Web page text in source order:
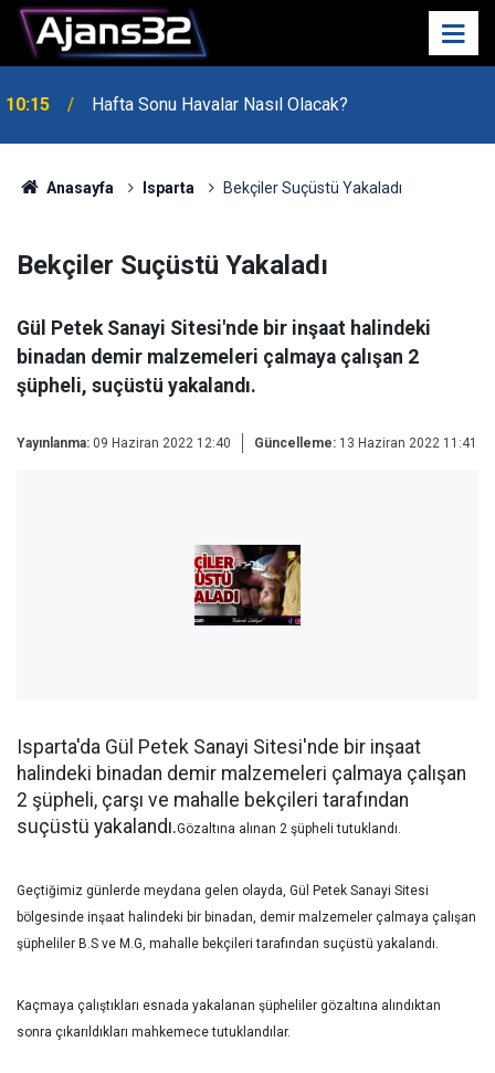
10:15 Hafta Sonu Havalar Nasıl Olacak?
Anasayfa Isparta Bekçiler Suçüstü Yakaladı
Bekçiler Suçüstü Yakaladı
Gül Petek Sanayi Sitesi'nde bir inşaat halindeki
binadan demir malzemeleri çalmaya çalışan 2
şüpheli, suçüstü yakalandı.
Yayınlanma: 09 Haziran 2022 12:40 Güncelleme: 13 Haziran 2022 11:41
Isparta'da Gül Petek Sanayi Sitesi'nde bir inşaat
halindeki binadan demir malzemeleri çalmaya çalışan
2 şüpheli, çarşı ve mahalle bekçileri tarafından
suçüstü yakalandı.Gözaltına alınan 2 şüpheli tutuklandı.
Geçtiğimiz günlerde meydana gelen olayda, Gül Petek Sanayi Sitesi
bölgesinde inşaat halindeki bir binadan, demir malzemeler çalmaya çalışan
şüpheliler B.S ve M.G, mahalle bekçileri tarafından suçüstü yakalandı.
Kaçmaya çalıştıkları esnada yakalanan şüpheliler gözaltına alındıktan
sonra çıkarıldıkları mahkemece tutuklandılar.